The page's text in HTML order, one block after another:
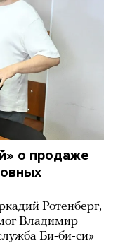
о продаже
Ротенберг,
Владимир
Би-би-си»